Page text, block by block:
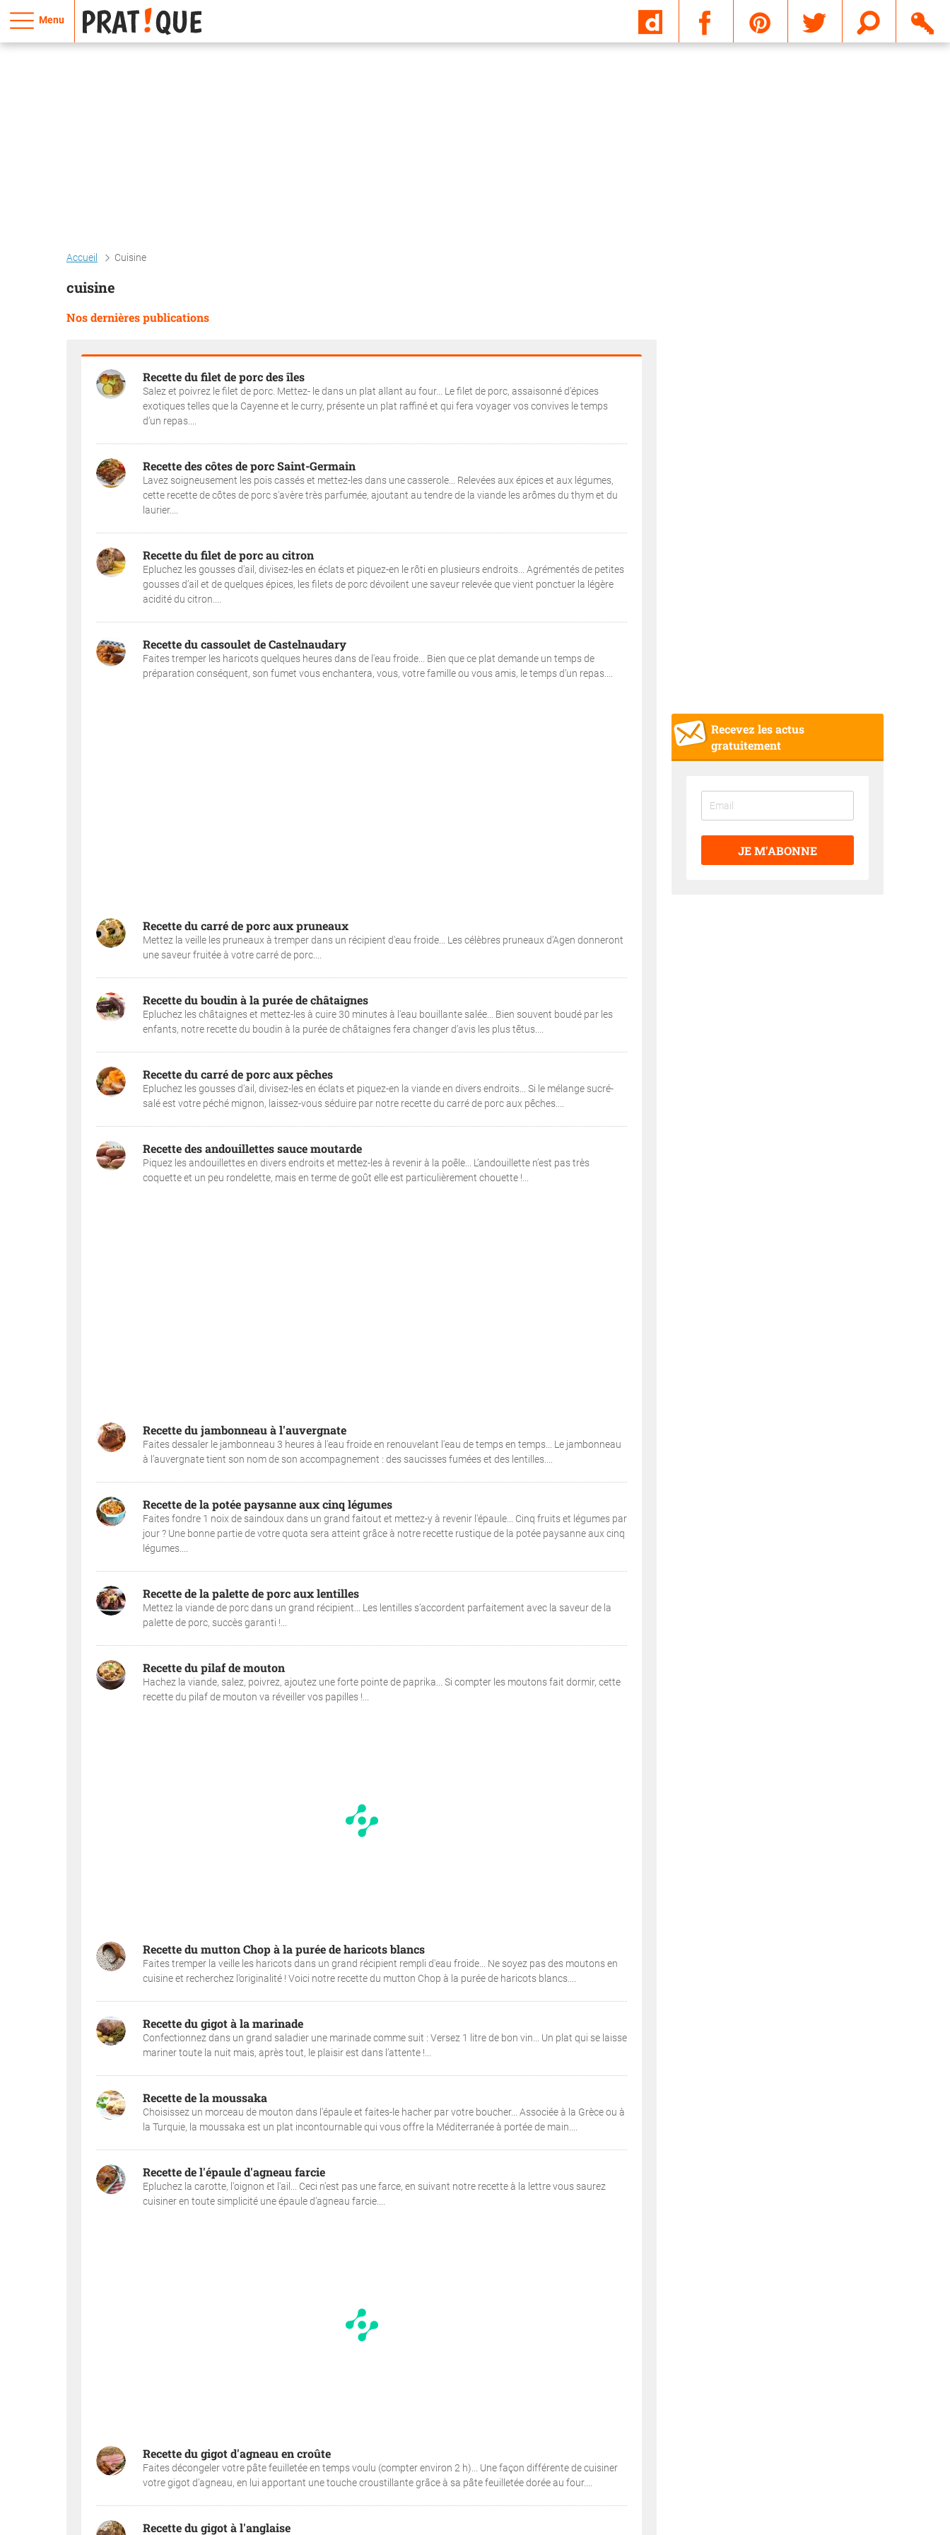
Menu
Accueil Cuisine
cuisine
Nos dernières publications
Recette du filet de porc des îles
Salez et poivrez le filet de porc. Mettez- le dans un plat allant au four... Le filet de porc, assaisonné d’épices
exotiques telles que la Cayenne et le curry, présente un plat raffiné et qui fera voyager vos convives le temps
d’un repas....
Recette des côtes de porc Saint-Germain
Lavez soigneusement les pois cassés et mettez-les dans une casserole... Relevées aux épices et aux légumes,
cette recette de côtes de porc s'avère très parfumée, ajoutant au tendre de la viande les arômes du thym et du
laurier....
Recette du filet de porc au citron
Epluchez les gousses d'ail, divisez-les en éclats et piquez-en le rôti en plusieurs endroits... Agrémentés de petites
gousses d’ail et de quelques épices, les filets de porc dévoilent une saveur relevée que vient ponctuer la légère
acidité du citron....
Recette du cassoulet de Castelnaudary
Faites tremper les haricots quelques heures dans de l'eau froide... Bien que ce plat demande un temps de
préparation conséquent, son fumet vous enchantera, vous, votre famille ou vous amis, le temps d’un repas....
Recette du carré de porc aux pruneaux
Mettez la veille les pruneaux à tremper dans un récipient d'eau froide... Les célèbres pruneaux d’Agen donneront
une saveur fruitée à votre carré de porc....
Recette du boudin à la purée de châtaignes
Epluchez les châtaignes et mettez-les à cuire 30 minutes à l'eau bouillante salée... Bien souvent boudé par les
enfants, notre recette du boudin à la purée de châtaignes fera changer d’avis les plus têtus....
Recette du carré de porc aux pêches
Epluchez les gousses d'ail, divisez-les en éclats et piquez-en la viande en divers endroits... Si le mélange sucré-
salé est votre péché mignon, laissez-vous séduire par notre recette du carré de porc aux pêches....
Recette des andouillettes sauce moutarde
Piquez les andouillettes en divers endroits et mettez-les à revenir à la poêle... L’andouillette n’est pas très
coquette et un peu rondelette, mais en terme de goût elle est particulièrement chouette !...
Recette du jambonneau à l'auvergnate
Faites dessaler le jambonneau 3 heures à l'eau froide en renouvelant l'eau de temps en temps... Le jambonneau
à l’auvergnate tient son nom de son accompagnement : des saucisses fumées et des lentilles....
Recette de la potée paysanne aux cinq légumes
Faites fondre 1 noix de saindoux dans un grand faitout et mettez-y à revenir l'épaule... Cinq fruits et légumes par
jour ? Une bonne partie de votre quota sera atteint grâce à notre recette rustique de la potée paysanne aux cinq
légumes....
Recette de la palette de porc aux lentilles
Mettez la viande de porc dans un grand récipient... Les lentilles s’accordent parfaitement avec la saveur de la
palette de porc, succès garanti !...
Recette du pilaf de mouton
Hachez la viande, salez, poivrez, ajoutez une forte pointe de paprika... Si compter les moutons fait dormir, cette
recette du pilaf de mouton va réveiller vos papilles !...
Recette du mutton Chop à la purée de haricots blancs
Faites tremper la veille les haricots dans un grand récipient rempli d'eau froide... Ne soyez pas des moutons en
cuisine et recherchez l’originalité ! Voici notre recette du mutton Chop à la purée de haricots blancs....
Recette du gigot à la marinade
Confectionnez dans un grand saladier une marinade comme suit : Versez 1 litre de bon vin... Un plat qui se laisse
mariner toute la nuit mais, après tout, le plaisir est dans l’attente !...
Recette de la moussaka
Choisissez un morceau de mouton dans l'épaule et faites-le hacher par votre boucher... Associée à la Grèce ou à
la Turquie, la moussaka est un plat incontournable qui vous offre la Méditerranée à portée de main....
Recette de l'épaule d'agneau farcie
Epluchez la carotte, l'oignon et l'ail... Ceci n’est pas une farce, en suivant notre recette à la lettre vous saurez
cuisiner en toute simplicité une épaule d’agneau farcie....
Recette du gigot d'agneau en croûte
Faites décongeler votre pâte feuilletée en temps voulu (compter environ 2 h)... Une façon différente de cuisiner
votre gigot d’agneau, en lui apportant une touche croustillante grâce à sa pâte feuilletée dorée au four....
Recette du gigot à l'anglaise
Recevez les actus
gratuitement
JE M'ABONNE